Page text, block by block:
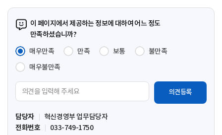
이 페이지에서 제공하는 정보에 대하여 어느 정도
만족하셨습니까?
매우만족
만족 보통
불만족
매우불만족
견
입
력
담당자
혁신경영부 업무담당자
전화번호
033-749-1750